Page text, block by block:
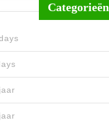
Categorieën